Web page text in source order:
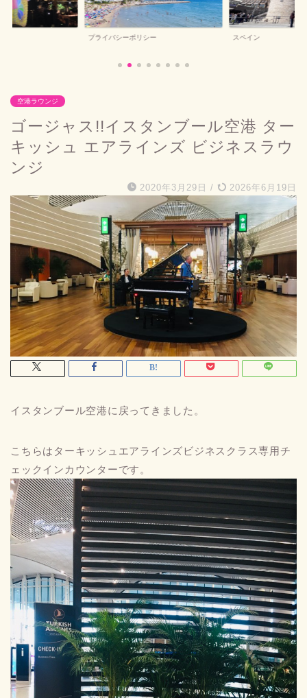
スペイン バルセロナお土産
空港ラウンジ
ゴージャス!!イスタンブール空港 ター
キッシュ エアラインズ ビジネスラウ
ンジ
2020年3月29日 / 2026年6月19日
イスタンブール空港に戻ってきました。
こちらはターキッシュエアラインズビジネスクラス専用チ
ェックインカウンターです。